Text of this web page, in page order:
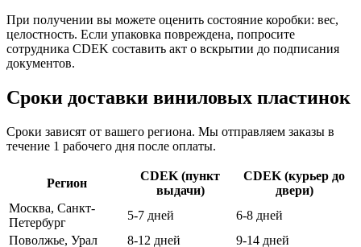
При получении вы можете оценить состояние коробки: вес,
целостность. Если упаковка повреждена, попросите
сотрудника CDEK составить акт о вскрытии до подписания
документов.
Сроки доставки виниловых пластинок
Сроки зависят от вашего региона. Мы отправляем заказы в
течение 1 рабочего дня после оплаты.
Регион
CDEK (пункт
выдачи)
CDEK (курьер до
двери)
Москва, Санкт-
Петербург
5-7 дней
6-8 дней
Поволжье, Урал
8-12 дней
9-14 дней